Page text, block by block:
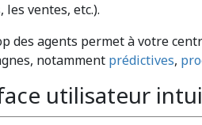
les ventes, etc.).
des agents permet à votre
notamment prédictives,
utilisateur